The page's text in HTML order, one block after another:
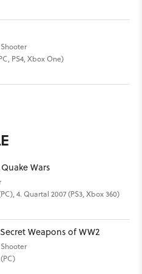
PS4, Xbox One)
Wars
4. Quartal 2007 (PS3, Xbox 360)
Weapons of WW2